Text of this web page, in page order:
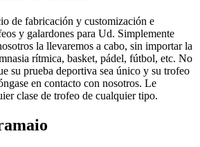
de fabricación y customización e
y galardones para Ud. Simplemente
la llevaremos a cabo, sin importar la
rítmica, basket, pádel, fútbol, etc. No
su prueba deportiva sea único y su trofeo
en contacto con nosotros. Le
clase de trofeo de cualquier tipo.